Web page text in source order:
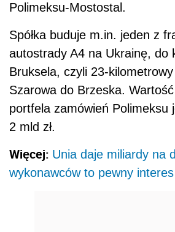
Polimeksu-Mostostal.
Spółka buduje m.in. jeden z
autostrady A4 na Ukrainę, do
Bruksela, czyli 23-
Szarowa do Brzeska.
portfela zamówień Polimeksu
2 mld zł.
Więcej: Unia daje miliardy na
wykonawców to pewny interes